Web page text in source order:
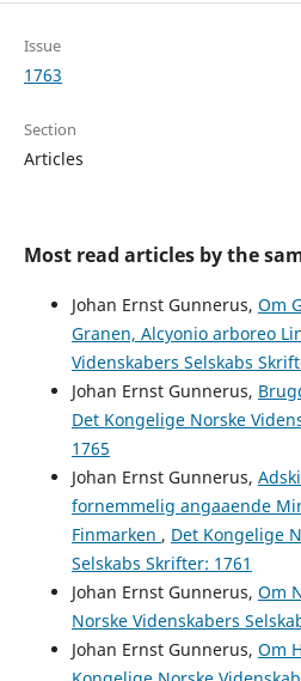
Issue
1763
Section
Articles
Most read articles by the
Johan Ernst Gunnerus, Om
Granen, Alcyonio arboreo
Videnskabers Selskabs
Johan Ernst Gunnerus,
Det Kongelige Norske
1765
Johan Ernst Gunnerus,
fornemmelig angaaende
Finmarken , Det Kongelige
Selskabs Skrifter: 1761
Johan Ernst Gunnerus, Om
Norske Videnskabers
Johan Ernst Gunnerus, Om